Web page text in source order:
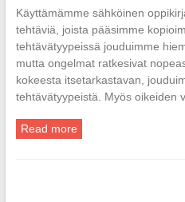
Käyttämämme sähköinen
tehtäviä, joista pääsimme
tehtävätyypeissä jouduimme
mutta ongelmat ratkesivat
kokeesta itsetarkastavan,
tehtävätyypeistä. Myös oikeiden
Read more